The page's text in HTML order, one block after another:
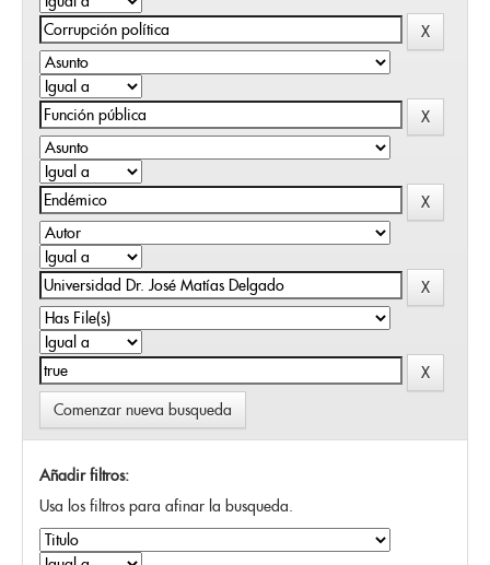
Comenzar nueva busqueda
Añadir filtros:
Usa los filtros para afinar la busqueda.